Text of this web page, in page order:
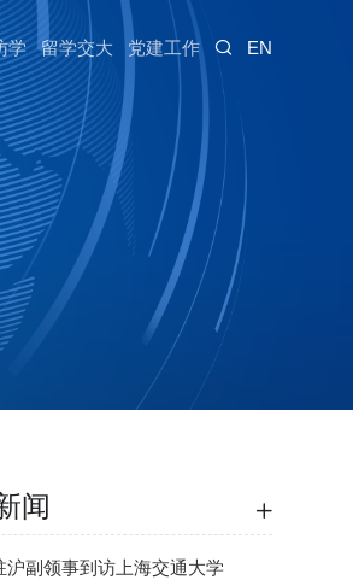
学 留学交大 党建工作 EN
闻
沪副领事到访上海交通大学